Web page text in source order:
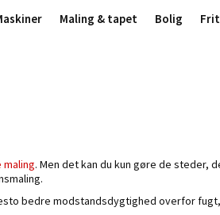
Maling & tapet Bolig
. Men det kan du kun gøre de steder,
bedre modstandsdygtighed overfor